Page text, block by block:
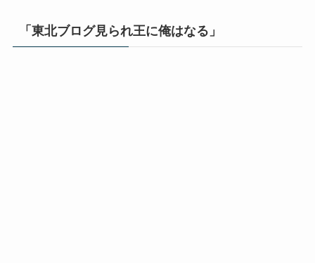
「東北ブログ見られ王に俺はなる」